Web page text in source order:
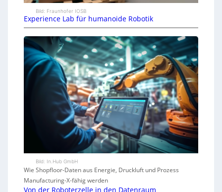
Bild: Fraunhofer IOSB
Experience Lab für humanoide Robotik
Bild: In.Hub GmbH
Wie Shopfloor-Daten aus Energie, Druckluft und Prozess
Manufacturing-X-fähig werden
Von der Roboterzelle in den Datenraum